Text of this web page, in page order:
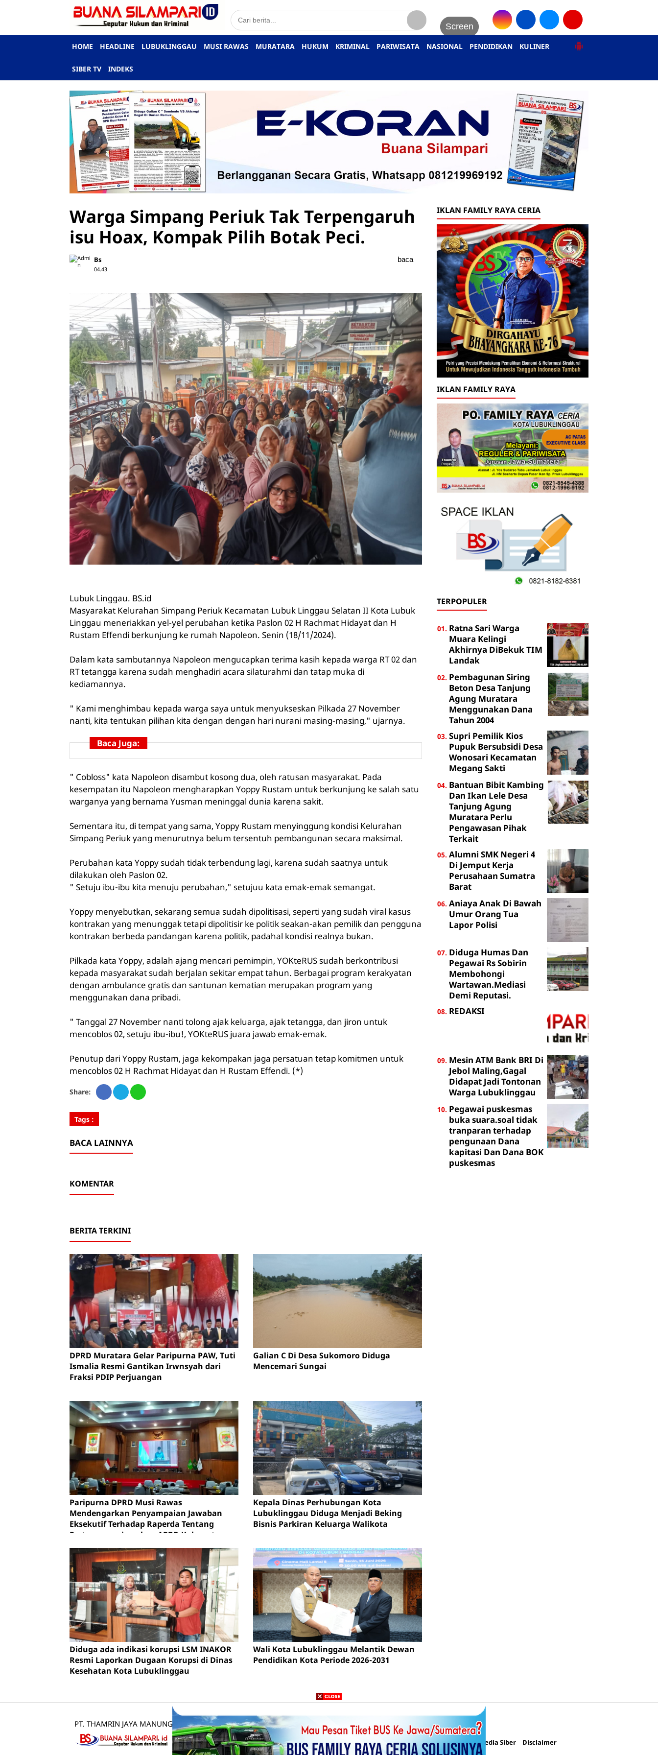
Screen
HOME HEADLINE LUBUKLINGGAU MUSI RAWAS MURATARA HUKUM KRIMINAL PARIWISATA NASIONAL PENDIDIKAN KULINER
SIBER TV INDEKS
Warga Simpang Periuk Tak Terpengaruh
isu Hoax, Kompak Pilih Botak Peci.
Bs
04.43
baca
Lubuk Linggau. BS.id
Masyarakat Kelurahan Simpang Periuk Kecamatan Lubuk Linggau Selatan II Kota Lubuk
Linggau meneriakkan yel-yel perubahan ketika Paslon 02 H Rachmat Hidayat dan H
Rustam Effendi berkunjung ke rumah Napoleon. Senin (18/11/2024).
Dalam kata sambutannya Napoleon mengucapkan terima kasih kepada warga RT 02 dan
RT tetangga karena sudah menghadiri acara silaturahmi dan tatap muka di
kediamannya.
" Kami menghimbau kepada warga saya untuk menyukseskan Pilkada 27 November
nanti, kita tentukan pilihan kita dengan dengan hari nurani masing-masing," ujarnya.
Baca Juga:
" Cobloss" kata Napoleon disambut kosong dua, oleh ratusan masyarakat. Pada
kesempatan itu Napoleon mengharapkan Yoppy Rustam untuk berkunjung ke salah satu
warganya yang bernama Yusman meninggal dunia karena sakit.
Sementara itu, di tempat yang sama, Yoppy Rustam menyinggung kondisi Kelurahan
Simpang Periuk yang menurutnya belum tersentuh pembangunan secara maksimal.
Perubahan kata Yoppy sudah tidak terbendung lagi, karena sudah saatnya untuk
dilakukan oleh Paslon 02.
" Setuju ibu-ibu kita menuju perubahan," setujuu kata emak-emak semangat.
Yoppy menyebutkan, sekarang semua sudah dipolitisasi, seperti yang sudah viral kasus
kontrakan yang menunggak tetapi dipolitisir ke politik seakan-akan pemilik dan pengguna
kontrakan berbeda pandangan karena politik, padahal kondisi realnya bukan.
Pilkada kata Yoppy, adalah ajang mencari pemimpin, YOKteRUS sudah berkontribusi
kepada masyarakat sudah berjalan sekitar empat tahun. Berbagai program kerakyatan
dengan ambulance gratis dan santunan kematian merupakan program yang
menggunakan dana pribadi.
" Tanggal 27 November nanti tolong ajak keluarga, ajak tetangga, dan jiron untuk
mencoblos 02, setuju ibu-ibu!, YOKteRUS juara jawab emak-emak.
Penutup dari Yoppy Rustam, jaga kekompakan jaga persatuan tetap komitmen untuk
mencoblos 02 H Rachmat Hidayat dan H Rustam Effendi. (*)
Share:
Tags :
BACA LAINNYA
KOMENTAR
BERITA TERKINI
DPRD Muratara Gelar Paripurna PAW, Tuti
Ismalia Resmi Gantikan Irwnsyah dari
Fraksi PDIP Perjuangan
Galian C Di Desa Sukomoro Diduga
Mencemari Sungai
Paripurna DPRD Musi Rawas
Mendengarkan Penyampaian Jawaban
Eksekutif Terhadap Raperda Tentang
Pertanggungjawaban APBD Kabupaten
Musi Rawas Tahun Anggaran 2025.
Kepala Dinas Perhubungan Kota
Lubuklinggau Diduga Menjadi Beking
Bisnis Parkiran Keluarga Walikota
Diduga ada indikasi korupsi LSM INAKOR
Resmi Laporkan Dugaan Korupsi di Dinas
Kesehatan Kota Lubuklinggau
Wali Kota Lubuklinggau Melantik Dewan
Pendidikan Kota Periode 2026-2031
IKLAN FAMILY RAYA CERIA
IKLAN FAMILY RAYA
TERPOPULER
Ratna Sari Warga
Muara Kelingi
Akhirnya DiBekuk TIM
Landak
Pembagunan Siring
Beton Desa Tanjung
Agung Muratara
Menggunakan Dana
Tahun 2004
Supri Pemilik Kios
Pupuk Bersubsidi Desa
Wonosari Kecamatan
Megang Sakti
Bantuan Bibit Kambing
Dan Ikan Lele Desa
Tanjung Agung
Muratara Perlu
Pengawasan Pihak
Terkait
Alumni SMK Negeri 4
Di Jemput Kerja
Perusahaan Sumatra
Barat
Aniaya Anak Di Bawah
Umur Orang Tua
Lapor Polisi
Diduga Humas Dan
Pegawai Rs Sobirin
Membohongi
Wartawan.Mediasi
Demi Reputasi.
REDAKSI
Mesin ATM Bank BRI Di
Jebol Maling,Gagal
Didapat Jadi Tontonan
Warga Lubuklinggau
Pegawai puskesmas
buka suara.soal tidak
tranparan terhadap
pengunaan Dana
kapitasi Dan Dana BOK
puskesmas
PT. THAMRIN JAYA MANUNGGAL Follow About Us
Redaksi Pedoman Media Siber Disclaimer